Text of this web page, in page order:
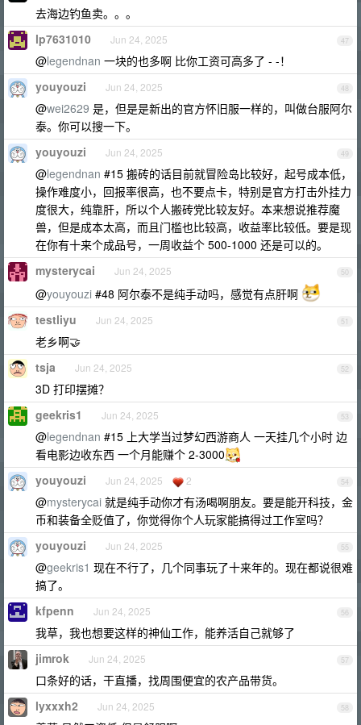
去海边钓鱼卖。。。
47
lp7631010 Jun 24, 2025
@legendnan 一块的也多啊 比你工资可高多了 - -！
48
youyouzi Jun 24, 2025
@wei2629 是，但是是新出的官方怀旧服一样的，叫做台服阿尔
泰。你可以搜一下。
49
youyouzi Jun 24, 2025
@legendnan #15 搬砖的话目前就冒险岛比较好，起号成本低，
操作难度小，回报率很高，也不要点卡，特别是官方打击外挂力
度很大，纯靠肝，所以个人搬砖党比较友好。本来想说推荐魔
兽，但是成本太高，而且门槛也比较高，收益率比较低。要是现
在你有十来个成品号，一周收益个 500-1000 还是可以的。
50
mysterycai Jun 24, 2025
@youyouzi #48 阿尔泰不是纯手动吗，感觉有点肝啊
51
testliyu Jun 24, 2025
老乡啊🤝
52
tsja Jun 24, 2025
3D 打印摆摊？
53
geekris1 Jun 24, 2025
@legendnan #15 上大学当过梦幻西游商人 一天挂几个小时 边
看电影边收东西 一个月能赚个 2-3000
54
youyouzi Jun 24, 2025 2
@mysterycai 就是纯手动你才有汤喝啊朋友。要是能开科技，金
币和装备全贬值了，你觉得你个人玩家能搞得过工作室吗？
55
youyouzi Jun 24, 2025
@geekris1 现在不行了，几个同事玩了十来年的。现在都说很难
搞了。
56
kfpenn Jun 24, 2025
我草，我也想要这样的神仙工作，能养活自己就够了
57
jimrok Jun 24, 2025
口条好的话，干直播，找周围便宜的农产品带货。
58
lyxxxh2 Jun 24, 2025